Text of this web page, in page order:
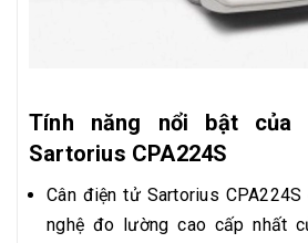
Tính năng nổi bật của
Sartorius CPA224S
Cân điện tử Sartorius
nghệ đo lường cao cấp nhất